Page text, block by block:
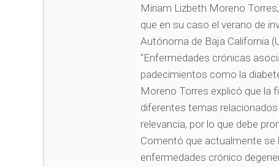
Miriam Lizbeth Moreno
que en su caso el verano de
Autónoma de Baja California
“Enfermedades crónicas
padecimientos como la
Moreno Torres explicó que la
diferentes temas
relevancia, por lo que debe
Comentó que actualmente se
enfermedades crónico